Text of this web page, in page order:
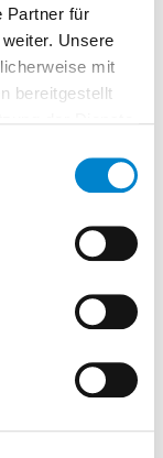
Partner für
Unsere
mit
bereitgestellt